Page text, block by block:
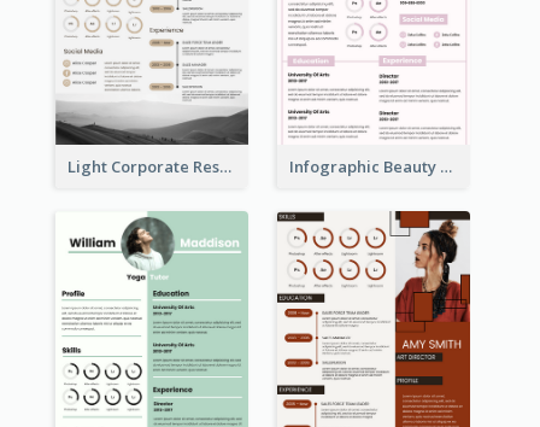
Light Corporate Resume Infographic Beauty Consultant Resume